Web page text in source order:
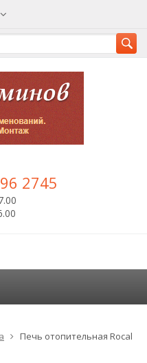
2745
Печь отопительная Rocal